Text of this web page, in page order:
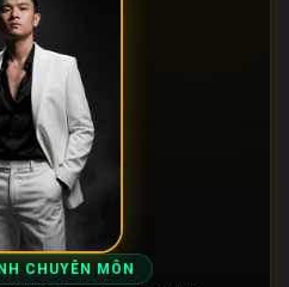
CHUYÊN MÔN